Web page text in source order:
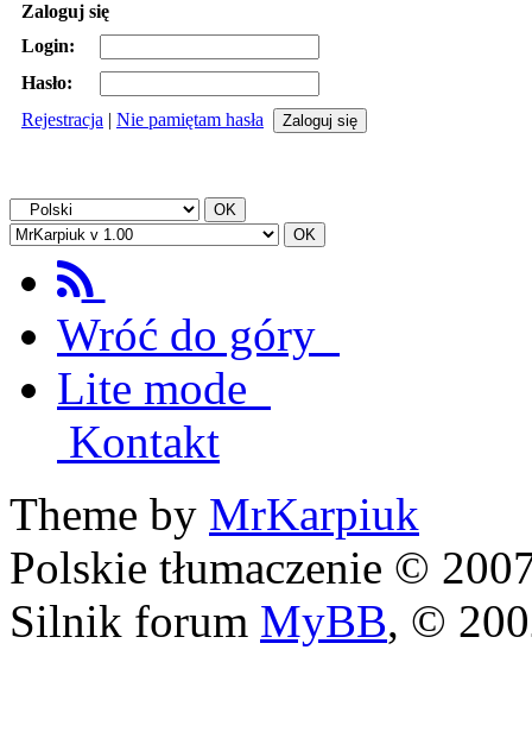
Zaloguj się
Login:
Hasło:
Rejestracja | Nie pamiętam hasła
Wróć do góry
Lite mode
Kontakt
Theme by MrKarpiuk
Polskie tłumaczenie ©
Silnik forum MyBB, ©